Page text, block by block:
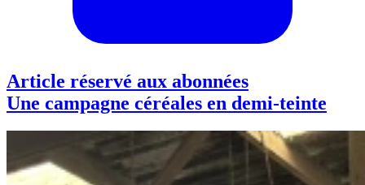
Article réservé aux abonnées
Une campagne céréales en demi-teinte